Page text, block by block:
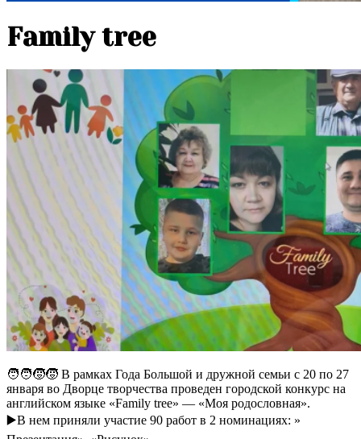
Family tree
🧑‍🧑‍🧒‍🧒 В рамках Года Большой и дружной семьи с 20 по 27
января во Дворце творчества проведен городской конкурс на
английском языке «Family tree» — «Моя родословная».
▶️В нем приняли участие 90 работ в 2 номинациях: »